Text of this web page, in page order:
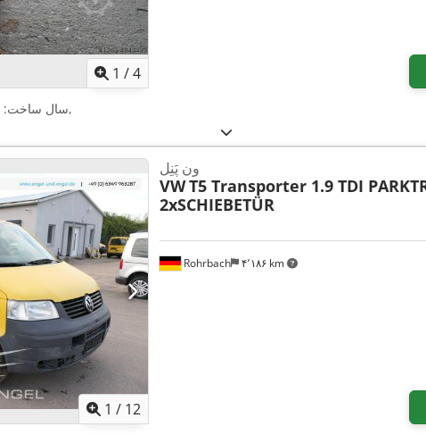
1 /4
سال ساخت:,
1 / 12
Rohrbach ۴٬۱۸۶ km
ون پَنِل
VWT5 Transporter 1.9 TDI
2xSCHIEBETÜR